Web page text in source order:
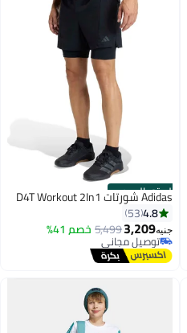
الستور الرسمي
Adidas شورتات D4T Workout 2In1
4.8
53
جنيه3,209
5,499خصم 41%
توصيل مجاني
توصيل مجاني